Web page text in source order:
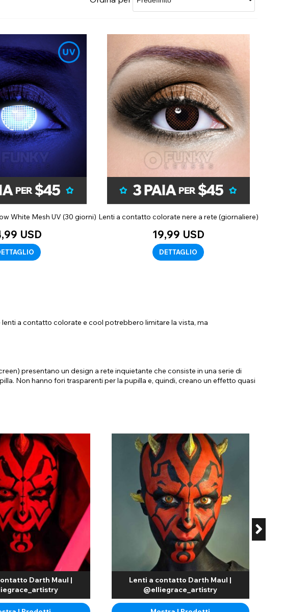
Guarda i nostri profili affiliati
White Mesh UV (30 giorni)
USD
Lenti a contatto colorate nere a rete (giornaliere)
19,99 USD
DETTAGLIO
a contatto colorate e cool potrebbero limitare la vista, ma
presentano un design a rete inquietante che consiste in una serie di
Non hanno fori trasparenti per la pupilla e, quindi, creano un effetto quasi
mentre altre riescono a vedere solo la luce e non le immagini.
misura delle nostre lenti a contatto cieche.
colorate, la vista sarà limitata. Questo significa che non sono
usa e getta fino a 30 giorni. Confezionate in blister o flaconcini sigillati in
lenti a contatto monouso o riutilizzabili, è necessario immergerle per almeno
in una soluzione per lenti a contatto nuova dopo ogni utilizzo. È
misura corretta per i tuoi occhi. Verifica la curvatura base e il diametro
adatta la gradazione della prescrizione alla tua vista per una visione
Darth Maul |
Lenti a contatto Darth Maul |
@elliegrace_artistry